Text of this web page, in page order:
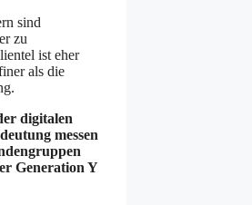
sind
zu
ist eher
als die
digitalen
messen
Generation Y